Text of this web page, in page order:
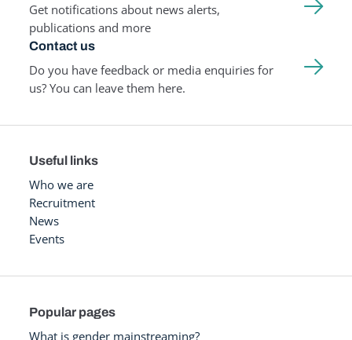
Get notifications about news alerts,
publications and more
Contact us
Do you have feedback or media enquiries for
us? You can leave them here.
Useful links
Who we are
Recruitment
News
Events
Popular pages
What is gender mainstreaming?